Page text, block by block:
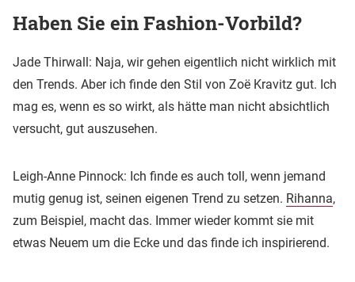
Haben Sie ein Fashion-Vorbild?
Jade Thirwall: Naja, wir gehen eigentlich nicht wirklich mit
den Trends. Aber ich finde den Stil von Zoë Kravitz gut. Ich
mag es, wenn es so wirkt, als hätte man nicht absichtlich
versucht, gut auszusehen.
Leigh-Anne Pinnock: Ich finde es auch toll, wenn jemand
mutig genug ist, seinen eigenen Trend zu setzen. Rihanna,
zum Beispiel, macht das. Immer wieder kommt sie mit
etwas Neuem um die Ecke und das finde ich inspirierend.